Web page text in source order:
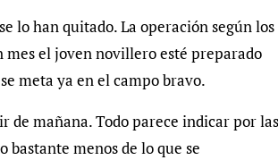
lo han quitado. La operación según los
mes el joven novillero esté preparado
meta ya en el campo bravo.
de mañana. Todo parece indicar por las
bastante menos de lo que se